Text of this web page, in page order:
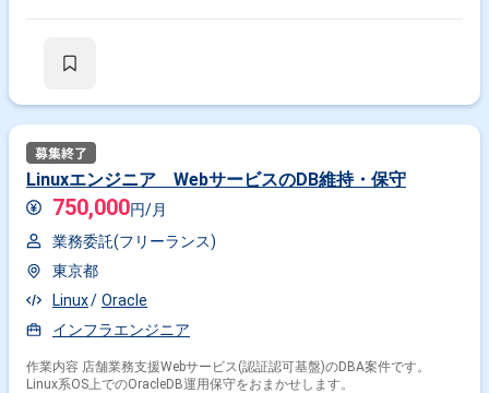
Linuxエンジニア WebサービスのDB維持・保守
750,000円/月
業務委託(フリーランス)
東京都
Linux
Oracle
インフラエンジニア
作業内容 店舗業務支援Webサービス(認証認可基盤)のDBA案件です。
Linux系OS上でのOracleDB運用保守をおまかせします。